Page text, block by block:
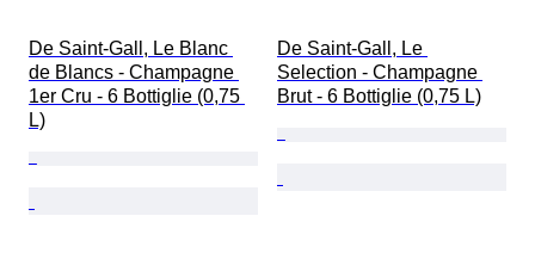
De Saint-Gall, Le Blanc
de Blancs - Champagne
1er Cru - 6 Bottiglie (0,75
L)
De Saint-Gall, Le
Selection - Champagne
Brut - 6 Bottiglie (0,75 L)